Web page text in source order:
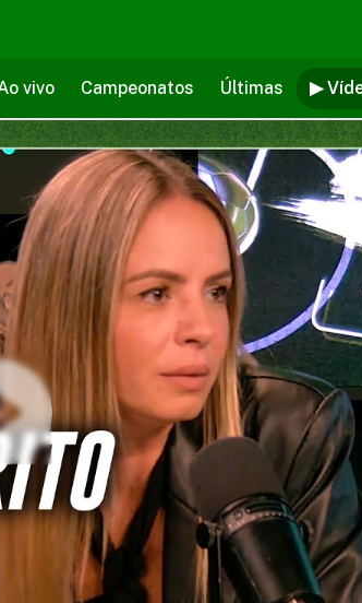
vivo Campeonatos Últimas ▶